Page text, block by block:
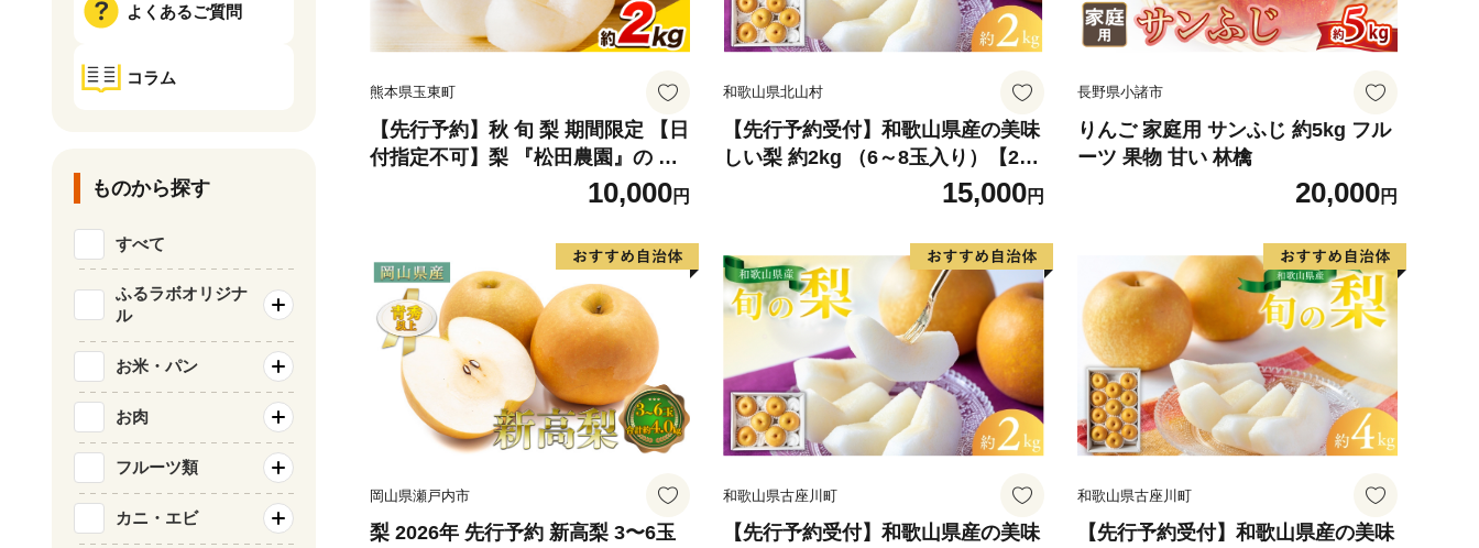
熊本県玉東町
【先行予約】秋 旬 梨 期間限定 【日
付指定不可】梨 『松田農園』の く
まもと 梨 たっぷり 約2kg 5-7玉前
後 《7月下旬-9月末頃出荷》 予約
受付中 熊本県玉名郡玉東町『松田
農園』なし 果物 スイーツ フルーツ
デザート スムージー SDG`s
10,000円
和歌山県北山村
【先行予約受付】和歌山県産の美味
しい梨 約2kg （6～8玉入り）【202
6年8月中旬頃から9月中旬頃に順次
15,000円
長野県小諸市
りんご 家庭用 サンふじ 約5kg フル
ーツ 果物 甘い 林檎
20,000円
岡山県瀬戸内市
梨 2026年 先行予約 新高梨 3〜6玉
和歌山県古座川町
【先行予約受付】和歌山県産の美味
和歌山県古座川町
【先行予約受付】和歌山県産の美味
よくあるご質問
コラム
ものから探す
すべて
ふるラボオリジナ
ル
お米・パン
お肉
フルーツ類
カニ・エビ